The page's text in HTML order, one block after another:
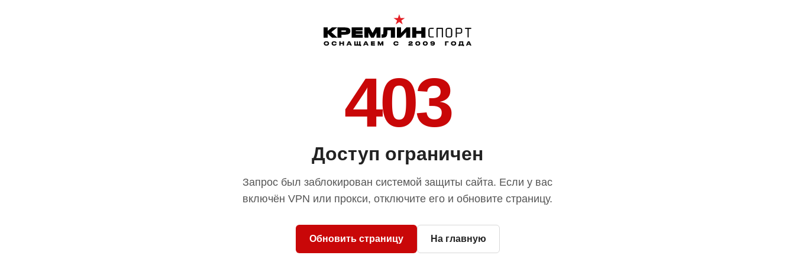
403
Доступ ограничен
Запрос был заблокирован системой защиты сайта. Если у вас
включён VPN или прокси, отключите его и обновите страницу.
Обновить страницу На главную